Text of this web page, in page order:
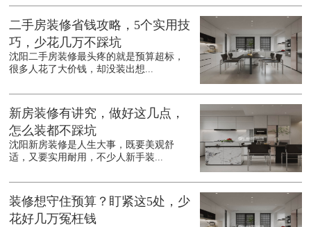
二手房装修省钱攻略，5个实用技
巧，少花几万不踩坑
沈阳二手房装修最头疼的就是预算超标，
很多人花了大价钱，却没装出想...
新房装修有讲究，做好这几点，
怎么装都不踩坑
沈阳新房装修是人生大事，既要美观舒
适，又要实用耐用，不少人新手装...
装修想守住预算？盯紧这5处，少
花好几万冤枉钱